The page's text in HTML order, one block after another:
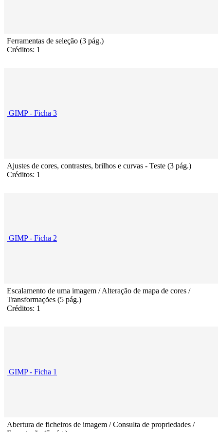
Ferramentas de seleção (3 pág.)
Créditos: 1
GIMP - Ficha 3
Ajustes de cores, contrastes, brilhos e curvas - Teste (3 pág.)
Créditos: 1
GIMP - Ficha 2
Escalamento de uma imagem / Alteração de mapa de cores /
Transformações (5 pág.)
Créditos: 1
GIMP - Ficha 1
Abertura de ficheiros de imagem / Consulta de propriedades /